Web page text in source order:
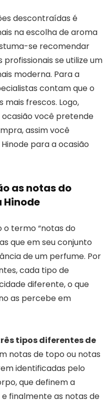
descontraídas é
na escolha de aroma
se recomendar
se utilize um
moderna. Para a
contam que o
mais frescos. Logo,
você pretende
assim você
para a ocasião
as notas do
o termo “notas do
que em seu conjunto
de um perfume. Por
cada tipo de
diferente, o que
as percebe em
tipos diferentes de
notas de topo ou notas
identificadas pelo
que definem a
finalmente as notas de